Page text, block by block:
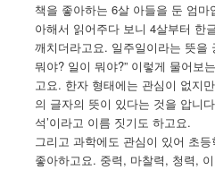
책을 좋아하는 6살 아들을 둔 엄
아해서 읽어주다 보니 4살부터 한
깨치더라고요. 일주일이라는 뜻을
뭐야? 일이 뭐야?” 이렇게 물어보
고요. 한자 형태에는 관심이 없지만 ‘
의 글자의 뜻이 있다는 것을 압니
석’이라고 이름 짓기도 하고요.
그리고 과학에도 관심이 있어 초
좋아하고요. 중력, 마찰력, 청력,